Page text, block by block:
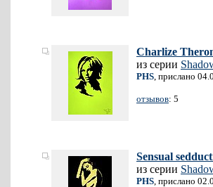
Charlize
из серии
PHS, прислано
отзывов: 5
Sensual
из серии
PHS, прислано